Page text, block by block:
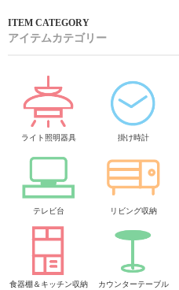
アイテムカテゴリー
ライト照明器具 掛け時計
テレビ台 リビング収納
食器棚＆キッチン収納 カウンターテーブル